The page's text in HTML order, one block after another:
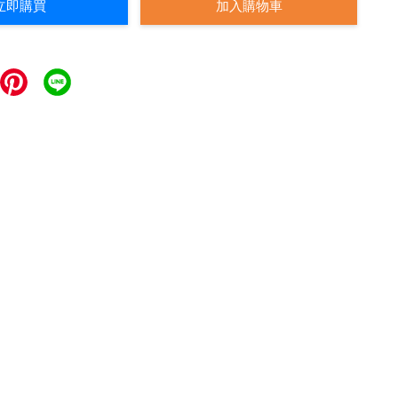
即購買 加入購物車